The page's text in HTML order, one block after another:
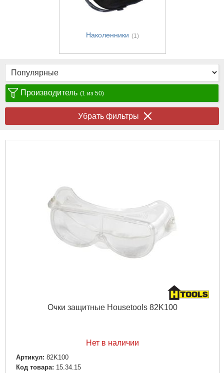
Наколенники (1)
Производитель (1 из 50)
Убрать фильтры
Очки защитные Housetools 82K100
Нет в наличии
Артикул: 82K100
Код товара: 15.34.15